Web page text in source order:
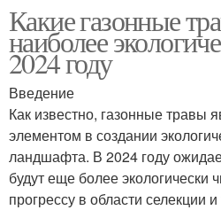
Какие газонные
наиболее
2024 году
Введение
Как известно, газонные травы
элементом в создании
ландшафта. В 2024 году
будут еще более экологически
прогрессу в области селекции